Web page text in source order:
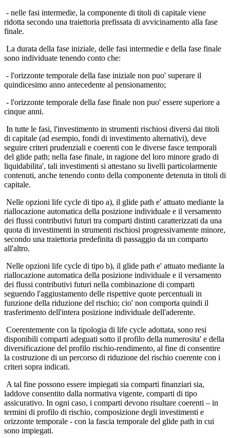
- nelle fasi intermedie, la componente di titoli di capitale viene
ridotta secondo una traiettoria prefissata di avvicinamento alla fase
finale.
La durata della fase iniziale, delle fasi intermedie e della fase finale
sono individuate tenendo conto che:
- l'orizzonte temporale della fase iniziale non puo' superare il
quindicesimo anno antecedente al pensionamento;
- l'orizzonte temporale della fase finale non puo' essere superiore a
cinque anni.
In tutte le fasi, l'investimento in strumenti rischiosi diversi dai titoli
di capitale (ad esempio, fondi di investimento alternativi), deve
seguire criteri prudenziali e coerenti con le diverse fasce temporali
del glide path; nella fase finale, in ragione del loro minore grado di
liquidabilita', tali investimenti si attestano su livelli particolarmente
contenuti, anche tenendo conto della componente detenuta in titoli di
capitale.
Nelle opzioni life cycle di tipo a), il glide path e' attuato mediante la
riallocazione automatica della posizione individuale e il versamento
dei flussi contributivi futuri tra comparti distinti caratterizzati da una
quota di investimenti in strumenti rischiosi progressivamente minore,
secondo una traiettoria predefinita di passaggio da un comparto
all'altro.
Nelle opzioni life cycle di tipo b), il glide path e' attuato mediante la
riallocazione automatica della posizione individuale e il versamento
dei flussi contributivi futuri nella combinazione di comparti
seguendo l'aggiustamento delle rispettive quote percentuali in
funzione della riduzione del rischio; cio' non comporta quindi il
trasferimento dell'intera posizione individuale dell'aderente.
Coerentemente con la tipologia di life cycle adottata, sono resi
disponibili comparti adeguati sotto il profilo della numerosita' e della
diversificazione del profilo rischio-rendimento, al fine di consentire
la costruzione di un percorso di riduzione del rischio coerente con i
criteri sopra indicati.
A tal fine possono essere impiegati sia comparti finanziari sia,
laddove consentito dalla normativa vigente, comparti di tipo
assicurativo. In ogni caso, i comparti devono risultare coerenti – in
termini di profilo di rischio, composizione degli investimenti e
orizzonte temporale - con la fascia temporale del glide path in cui
sono impiegati.